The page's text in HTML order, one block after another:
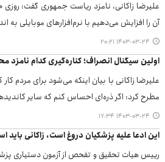
آن را افزایش می‌دهیم با نرم‌افزارهای موبایلی به
۱۴۰۳-۰۳-۲۴ ۲۰:۲۱
اولین سیگنال انصراف؛ کناره‌گیری کدام
علیرضا زاکانی با بیان اینکه می‌شود برای مردم کار
مطرح کرد: اگر ذره‌ای احساس کنم که سایر
۱۴۰۳-۰۳-۲۴ ۱۷:۳۴
این ادعا علیه پزشکیان دروغ است، زاکانی باید
رییس هیات تحقیق و تفحص از آزمون دستیاری